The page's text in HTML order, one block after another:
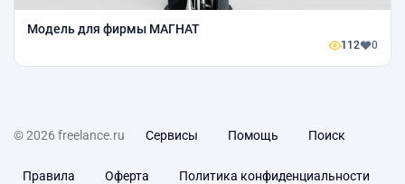
Модель для фирмы МАГНАТ
112 0
© 2026 freelance.ru Сервисы Помощь Поиск
Правила Оферта Политика конфиденциальности